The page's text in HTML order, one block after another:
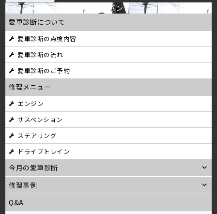
投
稿
ナ
ビ
ゲ
ー
シ
ョ
ン
Published inシボレー サバーバン
愛車診断について
愛車診断の点検内容
愛車診断の流れ
愛車診断のご予約
修理メニュー
エンジン
サスペンション
ステアリング
ドライブトレイン
今月の愛車診断
修理事例
Q&A